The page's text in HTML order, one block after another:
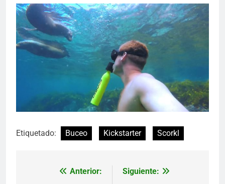
Etiquetado: Buceo Kickstarter Scorkl
Navegación
Anterior:
Siguiente: